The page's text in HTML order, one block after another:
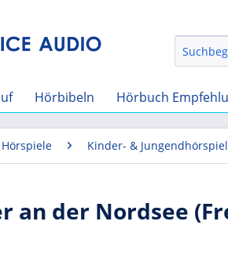
Hörbibeln Hörbuch
Hörspiele Kinder- &
an der Nordsee